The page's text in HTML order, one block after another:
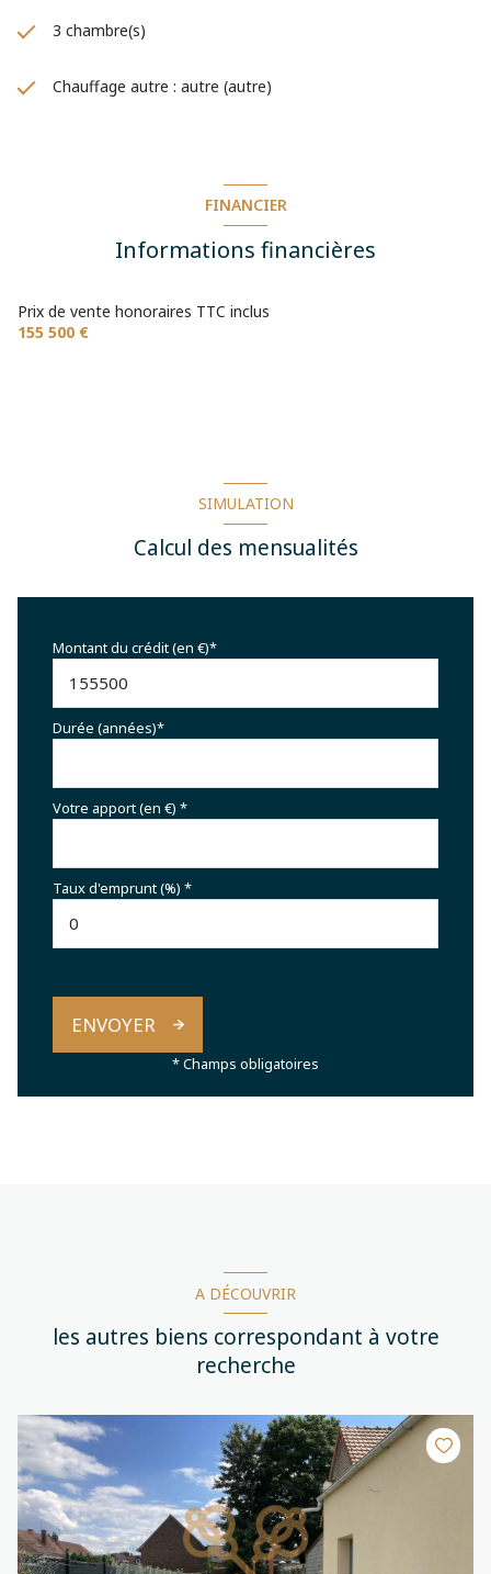
3 chambre(s)
Chauffage autre : autre (autre)
FINANCIER
Informations financières
Prix de vente honoraires TTC inclus
155 500 €
SIMULATION
Calcul des mensualités
Montant du crédit (en €)*
Durée (années)*
Votre apport (en €) *
Taux d'emprunt (%) *
ENVOYER
* Champs obligatoires
A DÉCOUVRIR
les autres biens correspondant à votre
recherche